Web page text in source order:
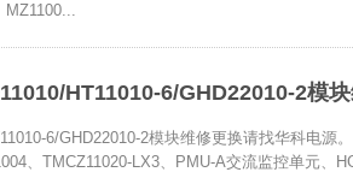
MZ1100...
HT11010-6/GHD22010-2模
6/GHD22010-2模块维修更换请找华科电源
、TMCZ11020-LX3、PMU-A交流监控单元、